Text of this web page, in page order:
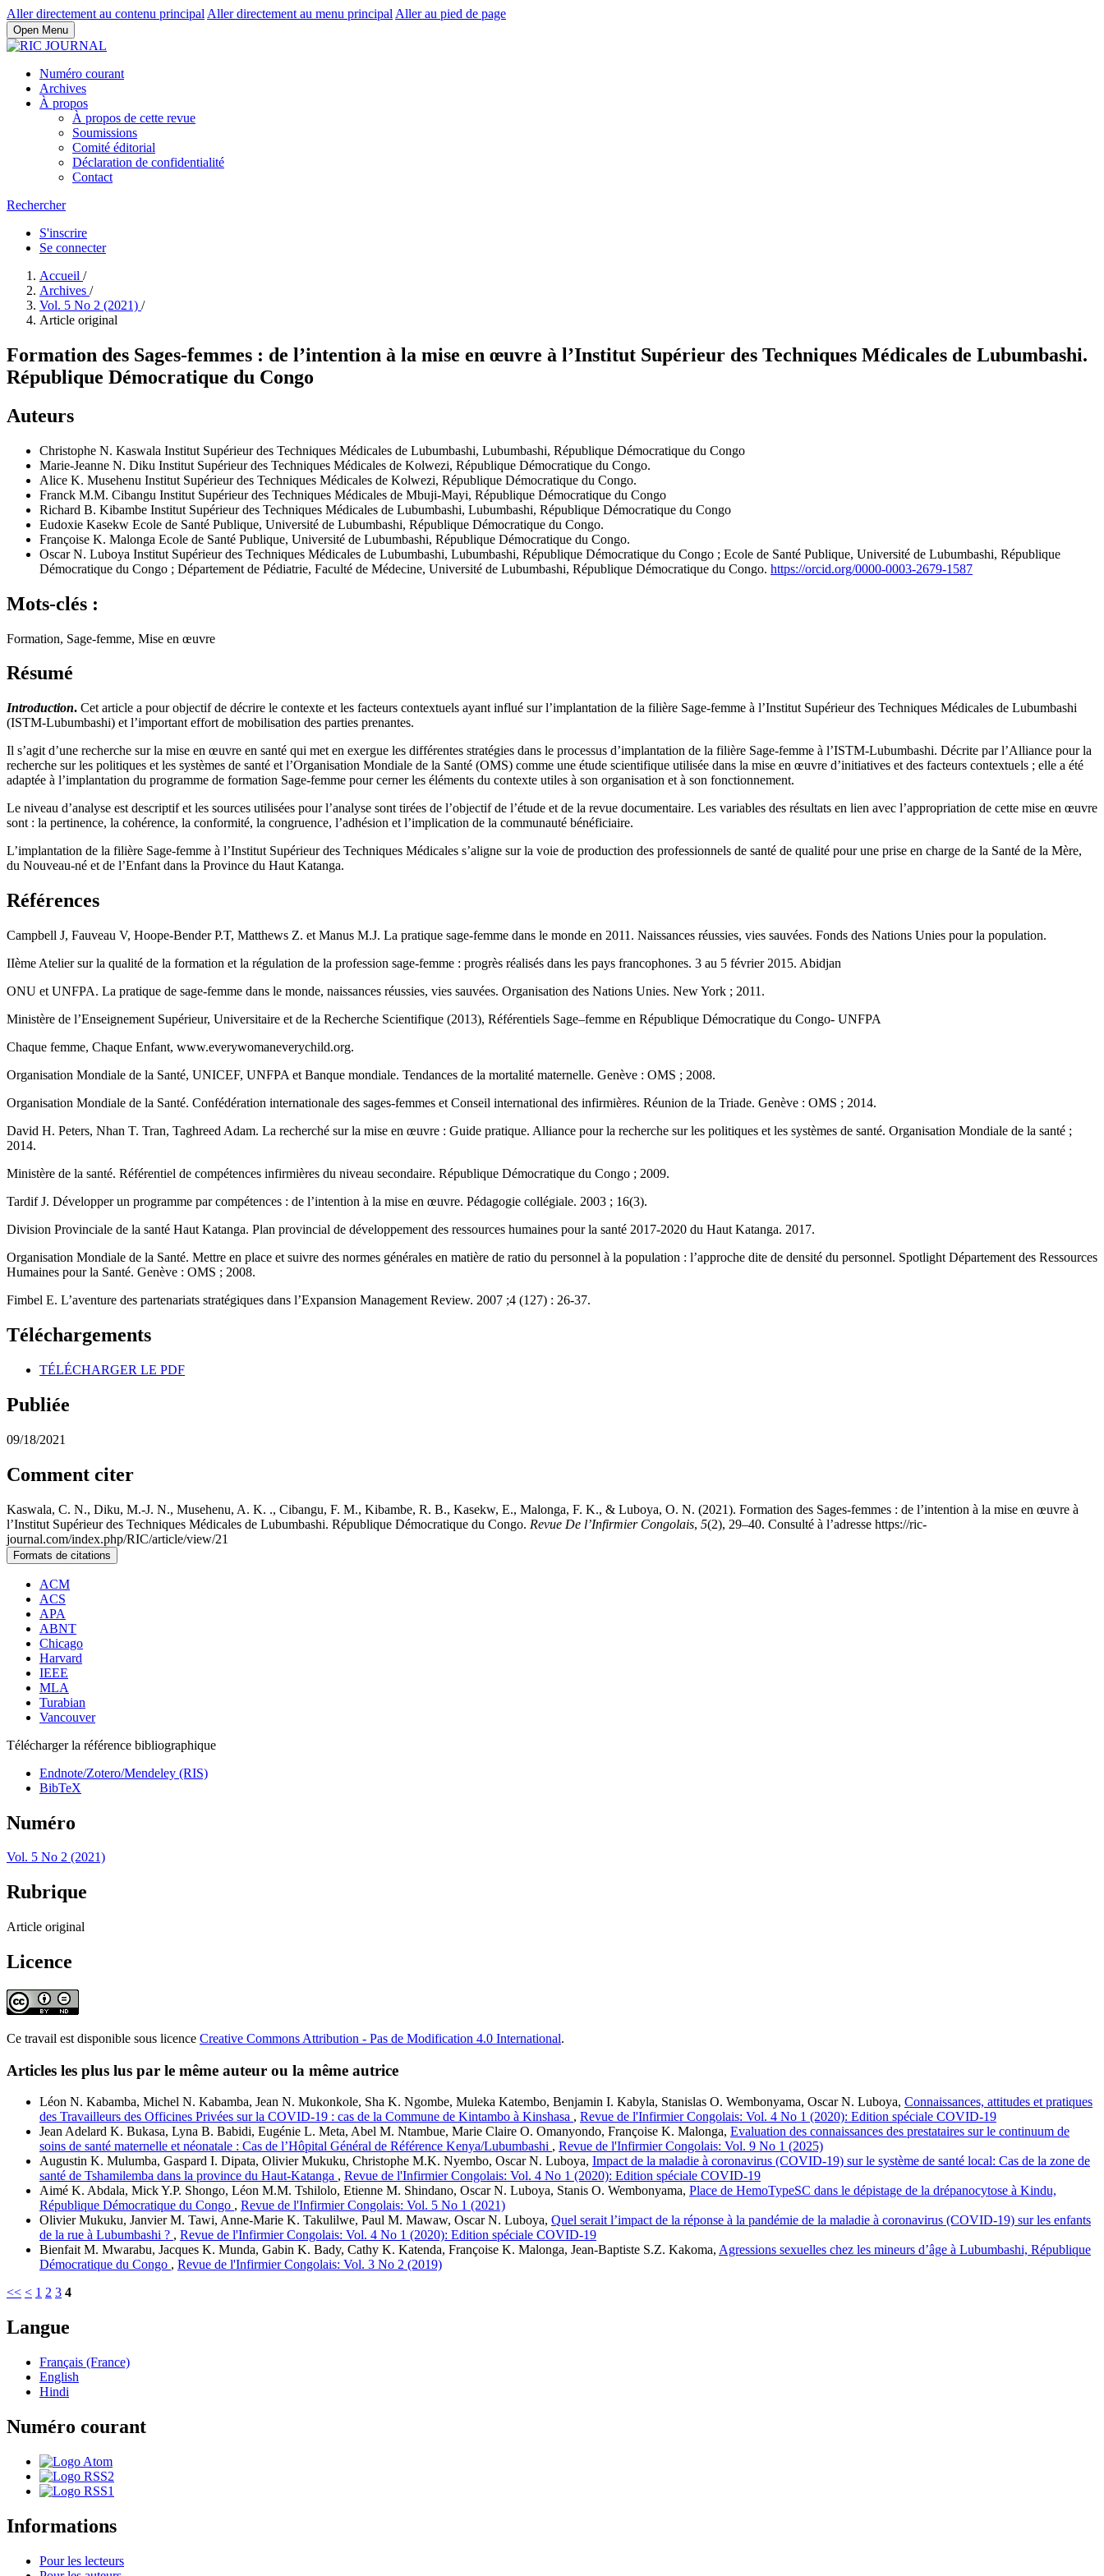
Aller directement au contenu principal Aller directement au menu principal Aller au pied de page
Open Menu
Numéro courant
Archives
À propos
À propos de cette revue
Soumissions
Comité éditorial
Déclaration de confidentialité
Contact
Rechercher
S'inscrire
Se connecter
Accueil /
Archives /
Vol. 5 No 2 (2021) /
Article original
Formation des Sages-femmes : de l’intention à la mise en œuvre à l’Institut Supérieur des Techniques Médicales de Lubumbashi.
République Démocratique du Congo
Auteurs
Christophe N. Kaswala Institut Supérieur des Techniques Médicales de Lubumbashi, Lubumbashi, République Démocratique du Congo
Marie-Jeanne N. Diku Institut Supérieur des Techniques Médicales de Kolwezi, République Démocratique du Congo.
Alice K. Musehenu Institut Supérieur des Techniques Médicales de Kolwezi, République Démocratique du Congo.
Franck M.M. Cibangu Institut Supérieur des Techniques Médicales de Mbuji-Mayi, République Démocratique du Congo
Richard B. Kibambe Institut Supérieur des Techniques Médicales de Lubumbashi, Lubumbashi, République Démocratique du Congo
Eudoxie Kasekw Ecole de Santé Publique, Université de Lubumbashi, République Démocratique du Congo.
Françoise K. Malonga Ecole de Santé Publique, Université de Lubumbashi, République Démocratique du Congo.
Oscar N. Luboya Institut Supérieur des Techniques Médicales de Lubumbashi, Lubumbashi, République Démocratique du Congo ; Ecole de Santé Publique, Université de Lubumbashi, République
Démocratique du Congo ; Département de Pédiatrie, Faculté de Médecine, Université de Lubumbashi, République Démocratique du Congo. https://orcid.org/0000-0003-2679-1587
Mots-clés :
Formation, Sage-femme, Mise en œuvre
Résumé
Introduction. Cet article a pour objectif de décrire le contexte et les facteurs contextuels ayant influé sur l’implantation de la filière Sage-femme à l’Institut Supérieur des Techniques Médicales de Lubumbashi
(ISTM-Lubumbashi) et l’important effort de mobilisation des parties prenantes.
Il s’agit d’une recherche sur la mise en œuvre en santé qui met en exergue les différentes stratégies dans le processus d’implantation de la filière Sage-femme à l’ISTM-Lubumbashi. Décrite par l’Alliance pour la
recherche sur les politiques et les systèmes de santé et l’Organisation Mondiale de la Santé (OMS) comme une étude scientifique utilisée dans la mise en œuvre d’initiatives et des facteurs contextuels ; elle a été
adaptée à l’implantation du programme de formation Sage-femme pour cerner les éléments du contexte utiles à son organisation et à son fonctionnement.
Le niveau d’analyse est descriptif et les sources utilisées pour l’analyse sont tirées de l’objectif de l’étude et de la revue documentaire. Les variables des résultats en lien avec l’appropriation de cette mise en œuvre
sont : la pertinence, la cohérence, la conformité, la congruence, l’adhésion et l’implication de la communauté bénéficiaire.
L’implantation de la filière Sage-femme à l’Institut Supérieur des Techniques Médicales s’aligne sur la voie de production des professionnels de santé de qualité pour une prise en charge de la Santé de la Mère,
du Nouveau-né et de l’Enfant dans la Province du Haut Katanga.
Références
Campbell J, Fauveau V, Hoope-Bender P.T, Matthews Z. et Manus M.J. La pratique sage-femme dans le monde en 2011. Naissances réussies, vies sauvées. Fonds des Nations Unies pour la population.
IIème Atelier sur la qualité de la formation et la régulation de la profession sage-femme : progrès réalisés dans les pays francophones. 3 au 5 février 2015. Abidjan
ONU et UNFPA. La pratique de sage-femme dans le monde, naissances réussies, vies sauvées. Organisation des Nations Unies. New York ; 2011.
Ministère de l’Enseignement Supérieur, Universitaire et de la Recherche Scientifique (2013), Référentiels Sage–femme en République Démocratique du Congo- UNFPA
Chaque femme, Chaque Enfant, www.everywomaneverychild.org.
Organisation Mondiale de la Santé, UNICEF, UNFPA et Banque mondiale. Tendances de la mortalité maternelle. Genève : OMS ; 2008.
Organisation Mondiale de la Santé. Confédération internationale des sages-femmes et Conseil international des infirmières. Réunion de la Triade. Genève : OMS ; 2014.
David H. Peters, Nhan T. Tran, Taghreed Adam. La recherché sur la mise en œuvre : Guide pratique. Alliance pour la recherche sur les politiques et les systèmes de santé. Organisation Mondiale de la santé ;
2014.
Ministère de la santé. Référentiel de compétences infirmières du niveau secondaire. République Démocratique du Congo ; 2009.
Tardif J. Développer un programme par compétences : de l’intention à la mise en œuvre. Pédagogie collégiale. 2003 ; 16(3).
Division Provinciale de la santé Haut Katanga. Plan provincial de développement des ressources humaines pour la santé 2017-2020 du Haut Katanga. 2017.
Organisation Mondiale de la Santé. Mettre en place et suivre des normes générales en matière de ratio du personnel à la population : l’approche dite de densité du personnel. Spotlight Département des Ressources
Humaines pour la Santé. Genève : OMS ; 2008.
Fimbel E. L’aventure des partenariats stratégiques dans l’Expansion Management Review. 2007 ;4 (127) : 26-37.
Téléchargements
TÉLÉCHARGER LE PDF
Publiée
09/18/2021
Comment citer
Kaswala, C. N., Diku, M.-J. N., Musehenu, A. K. ., Cibangu, F. M., Kibambe, R. B., Kasekw, E., Malonga, F. K., & Luboya, O. N. (2021). Formation des Sages-femmes : de l’intention à la mise en œuvre à
l’Institut Supérieur des Techniques Médicales de Lubumbashi. République Démocratique du Congo. Revue De l’Infirmier Congolais, 5(2), 29–40. Consulté à l’adresse https://ric-
journal.com/index.php/RIC/article/view/21
Formats de citations
ACM
ACS
APA
ABNT
Chicago
Harvard
IEEE
MLA
Turabian
Vancouver
Télécharger la référence bibliographique
Endnote/Zotero/Mendeley (RIS)
BibTeX
Numéro
Vol. 5 No 2 (2021)
Rubrique
Article original
Licence
Ce travail est disponible sous licence Creative Commons Attribution - Pas de Modification 4.0 International.
Articles les plus lus par le même auteur ou la même autrice
Léon N. Kabamba, Michel N. Kabamba, Jean N. Mukonkole, Sha K. Ngombe, Muleka Katembo, Benjamin I. Kabyla, Stanislas O. Wembonyama, Oscar N. Luboya, Connaissances, attitudes et pratiques
des Travailleurs des Officines Privées sur la COVID-19 : cas de la Commune de Kintambo à Kinshasa , Revue de l'Infirmier Congolais: Vol. 4 No 1 (2020): Edition spéciale COVID-19
Jean Adelard K. Bukasa, Lyna B. Babidi, Eugénie L. Meta, Abel M. Ntambue, Marie Claire O. Omanyondo, Françoise K. Malonga, Evaluation des connaissances des prestataires sur le continuum de
soins de santé maternelle et néonatale : Cas de l’Hôpital Général de Référence Kenya/Lubumbashi , Revue de l'Infirmier Congolais: Vol. 9 No 1 (2025)
Augustin K. Mulumba, Gaspard I. Dipata, Olivier Mukuku, Christophe M.K. Nyembo, Oscar N. Luboya, Impact de la maladie à coronavirus (COVID-19) sur le système de santé local: Cas de la zone de
santé de Tshamilemba dans la province du Haut-Katanga , Revue de l'Infirmier Congolais: Vol. 4 No 1 (2020): Edition spéciale COVID-19
Aimé K. Abdala, Mick Y.P. Shongo, Léon M.M. Tshilolo, Etienne M. Shindano, Oscar N. Luboya, Stanis O. Wembonyama, Place de HemoTypeSC dans le dépistage de la drépanocytose à Kindu,
République Démocratique du Congo , Revue de l'Infirmier Congolais: Vol. 5 No 1 (2021)
Olivier Mukuku, Janvier M. Tawi, Anne-Marie K. Takulilwe, Paul M. Mawaw, Oscar N. Luboya, Quel serait l’impact de la réponse à la pandémie de la maladie à coronavirus (COVID-19) sur les enfants
de la rue à Lubumbashi ? , Revue de l'Infirmier Congolais: Vol. 4 No 1 (2020): Edition spéciale COVID-19
Bienfait M. Mwarabu, Jacques K. Munda, Gabin K. Bady, Cathy K. Katenda, Françoise K. Malonga, Jean-Baptiste S.Z. Kakoma, Agressions sexuelles chez les mineurs d’âge à Lubumbashi, République
Démocratique du Congo , Revue de l'Infirmier Congolais: Vol. 3 No 2 (2019)
<< < 1 2 3 4
Langue
Français (France)
English
Hindi
Numéro courant
Informations
Pour les lecteurs